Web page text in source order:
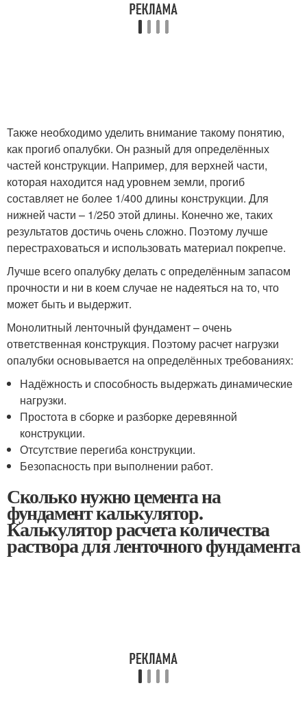
Также необходимо уделить внимание такому понятию,
как прогиб опалубки. Он разный для определённых
частей конструкции. Например, для верхней части,
которая находится над уровнем земли, прогиб
составляет не более 1/400 длины конструкции. Для
нижней части – 1/250 этой длины. Конечно же, таких
результатов достичь очень сложно. Поэтому лучше
перестраховаться и использовать материал покрепче.
Лучше всего опалубку делать с определённым запасом
прочности и ни в коем случае не надеяться на то, что
может быть и выдержит.
Монолитный ленточный фундамент – очень
ответственная конструкция. Поэтому расчет нагрузки
опалубки основывается на определённых требованиях:
Надёжность и способность выдержать динамические
нагрузки.
Простота в сборке и разборке деревянной
конструкции.
Отсутствие перегиба конструкции.
Безопасность при выполнении работ.
Сколько нужно цемента на
фундамент калькулятор.
Калькулятор расчета количества
раствора для ленточного фундамента